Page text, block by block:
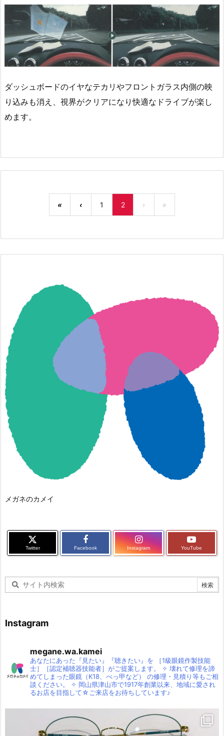
ダッシュボードのイヤなテカリやフロントガラス内側の映
り込みも消え、視界がクリアになり快適なドライブが楽し
めます。
« ‹ 1 2 › »
メガネのカメイ
Twitter Facebook Instagram YouTube
Instagram
megane.wa.kamei
あなたにあった『見たい』『聴きたい』を ［1級眼鏡作製技能
士］［認定補聴器技能者］がご提案します。
✧ 壊れて修理を諦
めてしまった眼鏡（K18、べっ甲など）
の修理・見積り等もご相
談ください。
✧ 岡山県津山市で1917年創業以来、地域に愛され
るお店を目指して☆ご来店をお待ちしています♪